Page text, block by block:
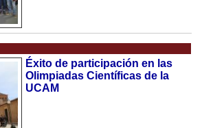
Éxito de participación en las
Olimpiadas Científicas de la
UCAM